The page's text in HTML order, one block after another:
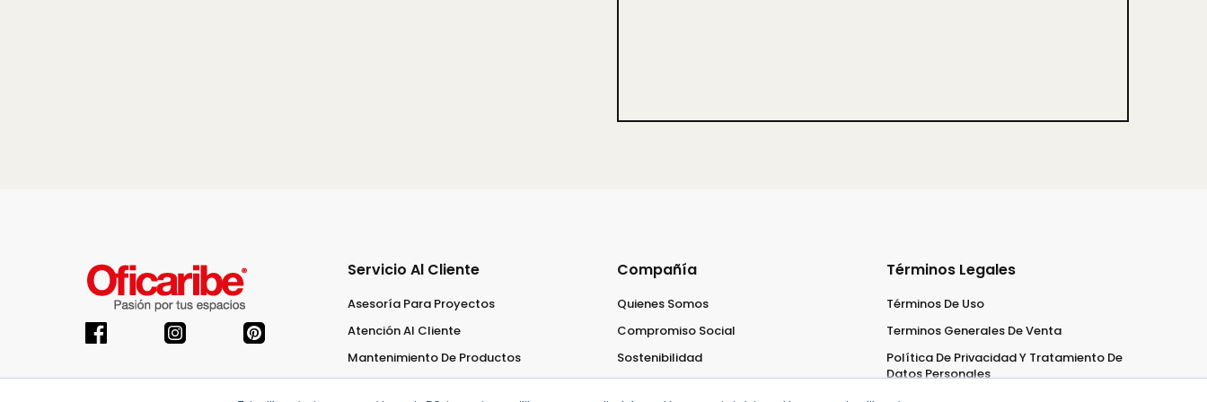
Servicio Al Cliente
Asesoría Para Proyectos
Atención Al Cliente
Mantenimiento De Productos
Compañía
Quienes Somos
Compromiso Social
Sostenibilidad
Trabaja Con Nosotros
Términos Legales
Términos De Uso
Terminos Generales De Venta
Política De Privacidad Y Tratamiento De
Datos Personales